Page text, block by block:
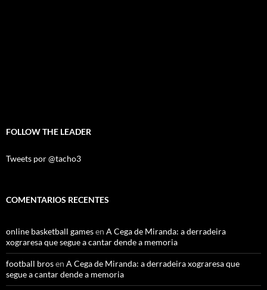
FOLLOW THE LEADER
Tweets por @tacho3
COMENTARIOS RECENTES
online basketball gamesen A Cega de Miranda: a derradeira
xograresa que segue a cantar dende a memoria
football brosen A Cega de Miranda: a derradeira xograresa que
segue a cantar dende a memoria